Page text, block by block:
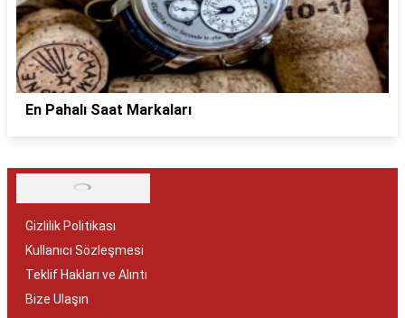
En Pahalı Saat Markaları
Gizlilik Politikası
Kullanıcı Sözleşmesi
Teklif Hakları ve Alıntı
Bize Ulaşın